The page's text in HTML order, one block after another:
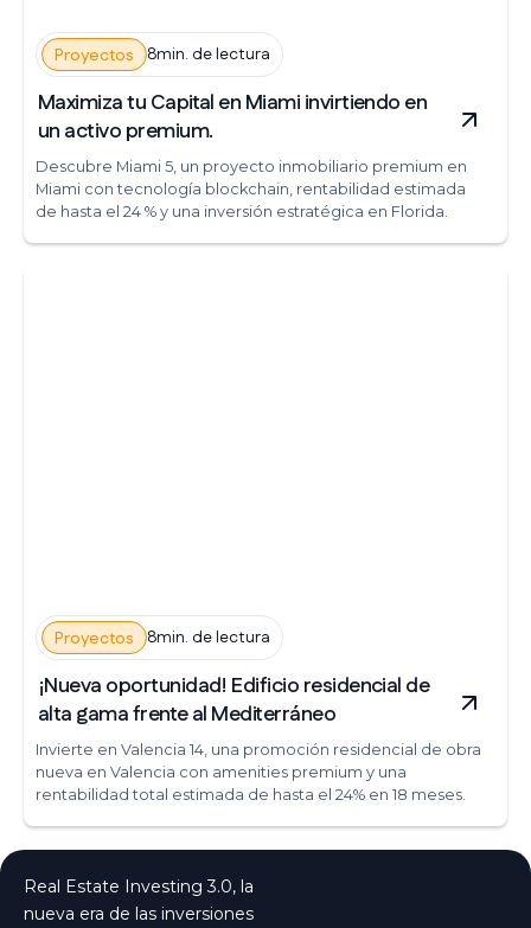
Proyectos 8min. de lectura
Maximiza tu Capital en Miami invirtiendo en
un activo premium.
Descubre Miami 5, un proyecto inmobiliario premium en
Miami con tecnología blockchain, rentabilidad estimada
de hasta el 24 % y una inversión estratégica en Florida.
Proyectos 8min. de lectura
¡Nueva oportunidad! Edificio residencial de
alta gama frente al Mediterráneo
Invierte en Valencia 14, una promoción residencial de obra
nueva en Valencia con amenities premium y una
rentabilidad total estimada de hasta el 24% en 18 meses.
Real Estate Investing 3.0, la
nueva era de las inversiones